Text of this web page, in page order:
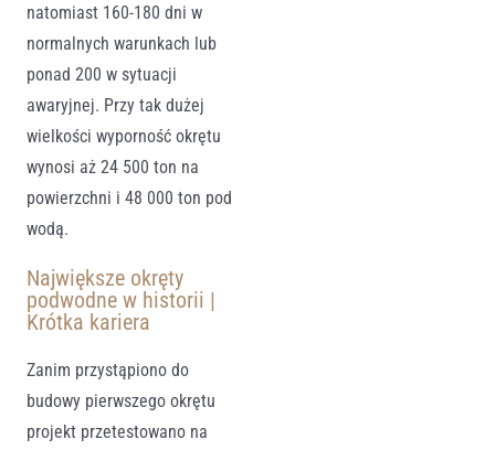
natomiast 160-180 dni w
normalnych warunkach lub
ponad 200 w sytuacji
awaryjnej. Przy tak dużej
wielkości wyporność okrętu
wynosi aż 24 500 ton na
powierzchni i 48 000 ton pod
wodą.
Największe okręty
podwodne w historii |
Krótka kariera
Zanim przystąpiono do
budowy pierwszego okrętu
projekt przetestowano na